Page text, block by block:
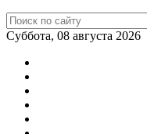
Суббота, 08 августа 2026